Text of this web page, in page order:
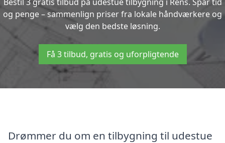
og penge – sammenlign priser fra lokale håndværkere og
vælg den bedste løsning.
Få 3 tilbud, gratis og uforpligtende
Drømmer du om en tilbygning til udestue